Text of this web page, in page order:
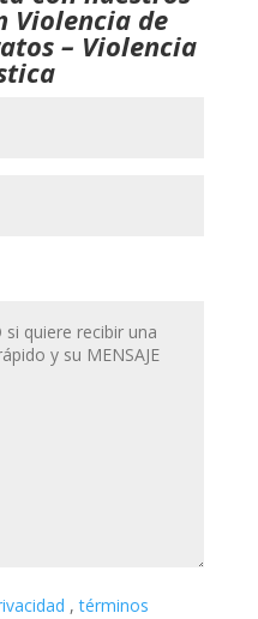
Violencia de
– Violencia
,términos